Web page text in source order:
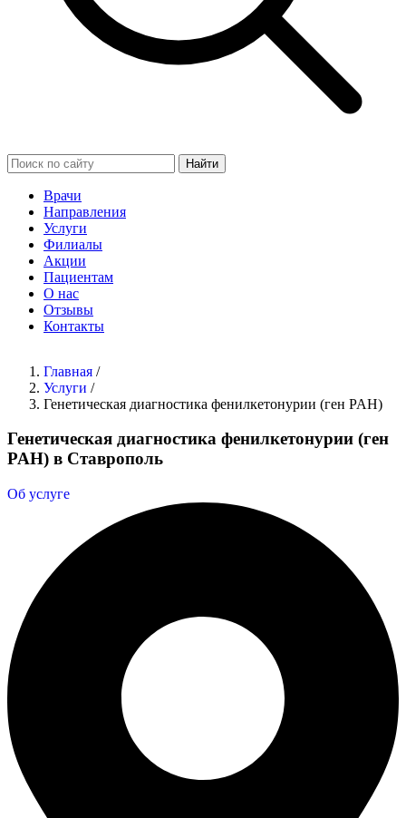
Найти
Врачи
Направления
Услуги
Филиалы
Акции
Пациентам
О нас
Отзывы
Контакты
Главная /
Услуги /
Генетическая диагностика фенилкетонурии (ген PAH)
Генетическая диагностика фенилкетонурии (ген
PAH) в Ставрополь
Об услуге